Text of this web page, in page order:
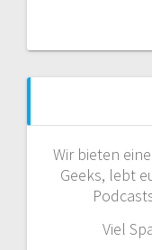
Wir bieten
Geeks, lebt
Viel